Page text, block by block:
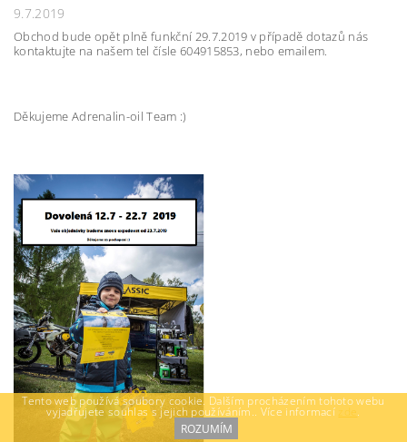
9.7.2019
Obchod bude opět plně funkční 29.7.2019 v případě dotazů nás
kontaktujte na našem tel čísle 604915853, nebo emailem.
Děkujeme Adrenalin-oil Team :)
Tento web používá soubory cookie. Dalším procházením tohoto webu
vyjadřujete souhlas s jejich používáním.. Více informací zde.
ROZUMÍM